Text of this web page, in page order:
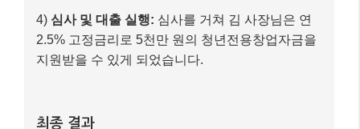
4) 심사 및 대출 실행: 심사를 거쳐 김 사장님은 연
2.5% 고정금리로 5천만 원의 청년전용창업자금을
지원받을 수 있게 되었습니다.
최종 결과